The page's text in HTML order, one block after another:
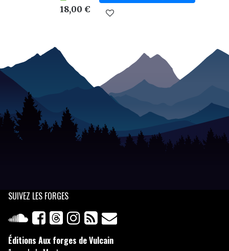
18,00 €
SUIVEZ LES FORGES
Éditions Aux forges de Vulcain